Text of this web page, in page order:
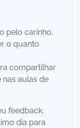
pelo carinho,
o quanto
compartilhar
nas aulas de
feedback.
dia para